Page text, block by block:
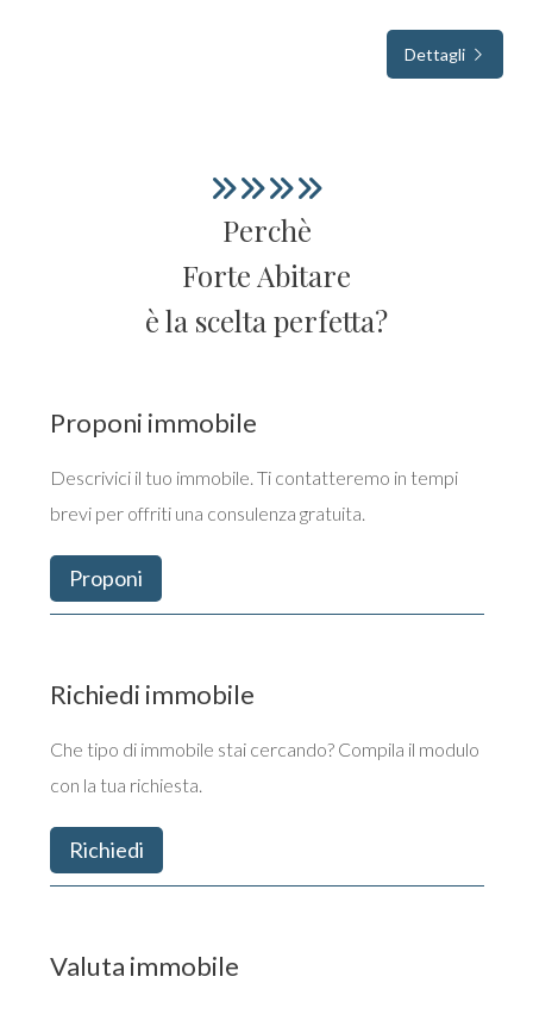
Dettagli
Perchè
Forte Abitare
è la scelta perfetta?
Proponi immobile
Descrivici il tuo immobile. Ti contatteremo in tempi
brevi per offriti una consulenza gratuita.
Proponi
Richiedi immobile
Che tipo di immobile stai cercando? Compila il modulo
con la tua richiesta.
Richiedi
Valuta immobile